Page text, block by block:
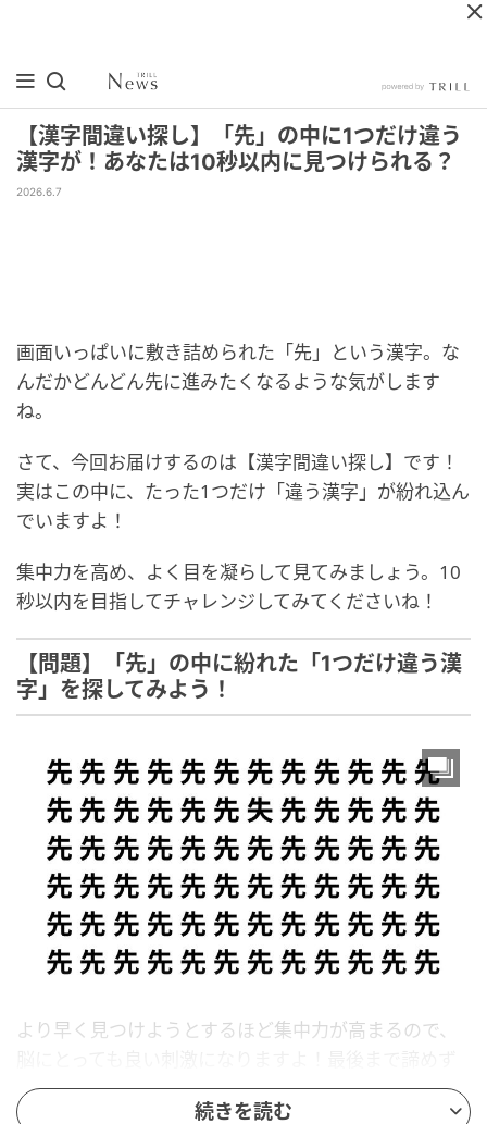
【漢字間違い探し】「先」の中に1つだけ違う
漢字が！あなたは10秒以内に見つけられる？
2026.6.7
画面いっぱいに敷き詰められた「先」という漢字。な
んだかどんどん先に進みたくなるような気がします
ね。
さて、今回お届けするのは【漢字間違い探し】です！
実はこの中に、たった1つだけ「違う漢字」が紛れ込ん
でいますよ！
集中力を高め、よく目を凝らして見てみましょう。10
秒以内を目指してチャレンジしてみてくださいね！
【問題】「先」の中に紛れた「1つだけ違う漢
字」を探してみよう！
より早く見つけようとするほど集中力が高まるので、
に探し出してくださいね！
続きを読む